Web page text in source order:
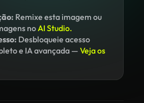
Remixe esta imagem ou
noAI Studio.
Desbloqueie acesso
e IA avançada —Veja os